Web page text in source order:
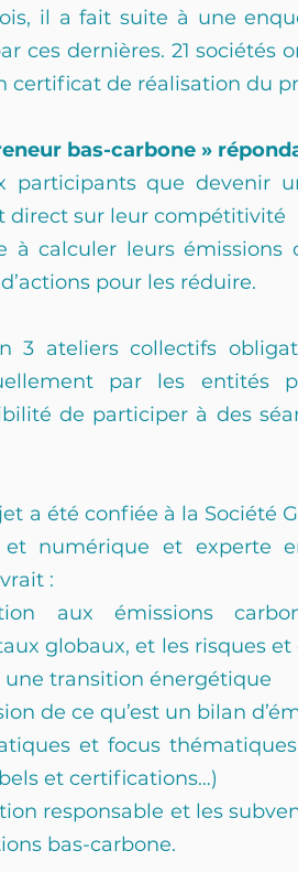
il a fait suite à une
ces dernières. 21 sociétés
certificat de réalisation du
bas-carbone »
participants que devenir
direct sur leur compétitivité
à calculer leurs émissions
pour les réduire.
3 ateliers collectifs
par les entités
de participer à des
a été confiée à la Société
et numérique et experte
:
aux émissions
globaux, et les risques
une transition énergétique
de ce qu’est un bilan
et focus
et certifications…)
responsable et les
bas-carbone.